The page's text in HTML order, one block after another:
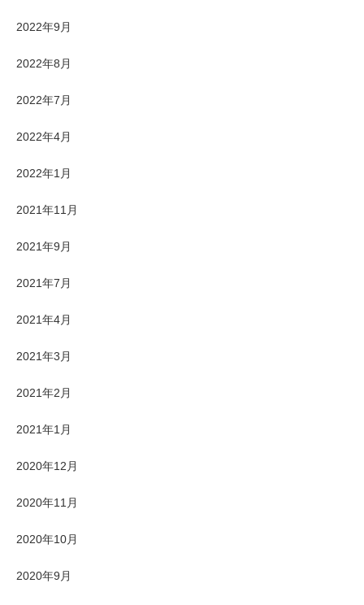
2022年9月
2022年8月
2022年7月
2022年4月
2022年1月
2021年11月
2021年9月
2021年7月
2021年4月
2021年3月
2021年2月
2021年1月
2020年12月
2020年11月
2020年10月
2020年9月